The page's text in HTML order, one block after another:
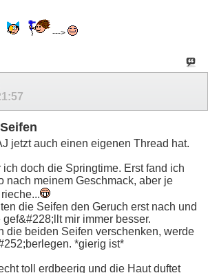
--->
jetzt auch einen eigenen Thread hat.
doch die Springtime. Erst fand ich
nach meinem Geschmack, aber je
die Seifen den Geruch erst nach und
mir immer besser.
die beiden Seifen verschenken, werde
*gierig ist*
toll erdbeerig und die Haut duftet